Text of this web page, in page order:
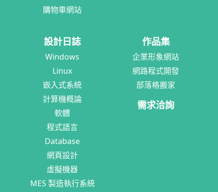
購物車網站
設計日誌
Windows
Linux
嵌入式系統
計算機概論
軟體
程式語言
Database
網頁設計
虛擬機器
MES 製造執行系統
作品集
企業形象網站
網路程式開發
部落格搬家
需求洽詢